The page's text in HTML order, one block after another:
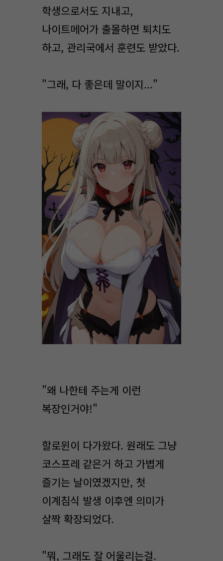
학생으로서도 지내고,
나이트메어가 출몰하면 퇴치도
하고, 관리국에서 훈련도 받았다.
"그래, 다 좋은데 말이지..."
"왜 나한테 주는게 이런
복장인거야!"
할로윈이 다가왔다. 원래도 그냥
코스프레 같은거 하고 가볍게
즐기는 날이였겠지만, 첫
이계침식 발생 이후엔 의미가
살짝 확장되었다.
"뭐, 그래도 잘 어울리는걸.